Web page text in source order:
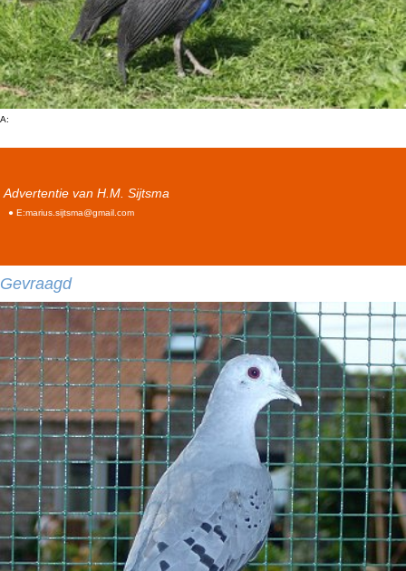
A:
Advertentie van H.M. Sijtsma
● E:marius.sijtsma@gmail.com
Gevraagd